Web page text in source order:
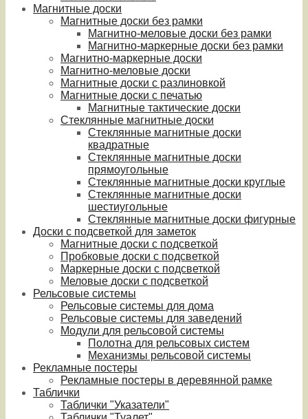
Магнитные доски
Магнитные доски без рамки
Магнитно-меловые доски без рамки
Магнитно-маркерные доски без рамки
Магнитно-маркерные доски
Магнитно-меловые доски
Магнитные доски с разлиновкой
Магнитные доски с печатью
Магнитные тактические доски
Стеклянные магнитные доски
Стеклянные магнитные доски
квадратные
Стеклянные магнитные доски
прямоугольные
Стеклянные магнитные доски круглые
Стеклянные магнитные доски
шестиугольные
Стеклянные магнитные доски фигурные
Доски с подсветкой для заметок
Магнитные доски с подсветкой
Пробковые доски с подсветкой
Маркерные доски с подсветкой
Меловые доски с подсветкой
Рельсовые системы
Рельсовые системы для дома
Рельсовые системы для заведений
Модули для рельсовой системы
Полотна для рельсовых систем
Механизмы рельсовой системы
Рекламные постеры
Рекламные постеры в деревянной рамке
Таблички
Таблички "Указатели"